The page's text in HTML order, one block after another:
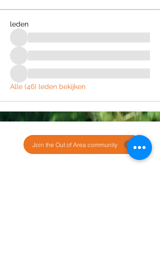
leden
Alle (46) leden bekijken
Join the Out of Area community